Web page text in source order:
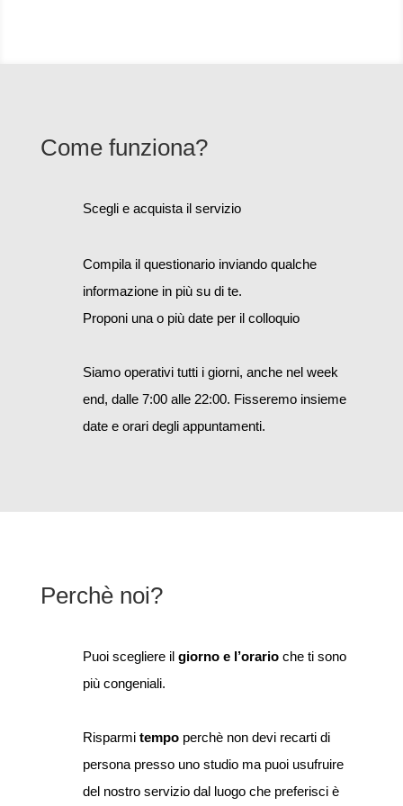
Come funziona?
Scegli e acquista il servizio
Compila il questionario inviando qualche
informazione in più su di te.
Proponi una o più date per il colloquio
Siamo operativi tutti i giorni, anche nel week
end, dalle 7:00 alle 22:00. Fisseremo insieme
date e orari degli appuntamenti.
Perchè noi?
Puoi scegliere il giorno e l’orarioche ti sono
più congeniali.
Risparmi tempo perchè non devi recarti di
persona presso uno studio ma puoi usufruire
del nostro servizio dal luogo che preferisci è